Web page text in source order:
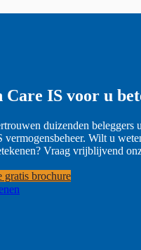
Care IS voor u
duizenden beleggers
vermogensbeheer. Wilt u
Vraag vrijblijvend
gratis brochure